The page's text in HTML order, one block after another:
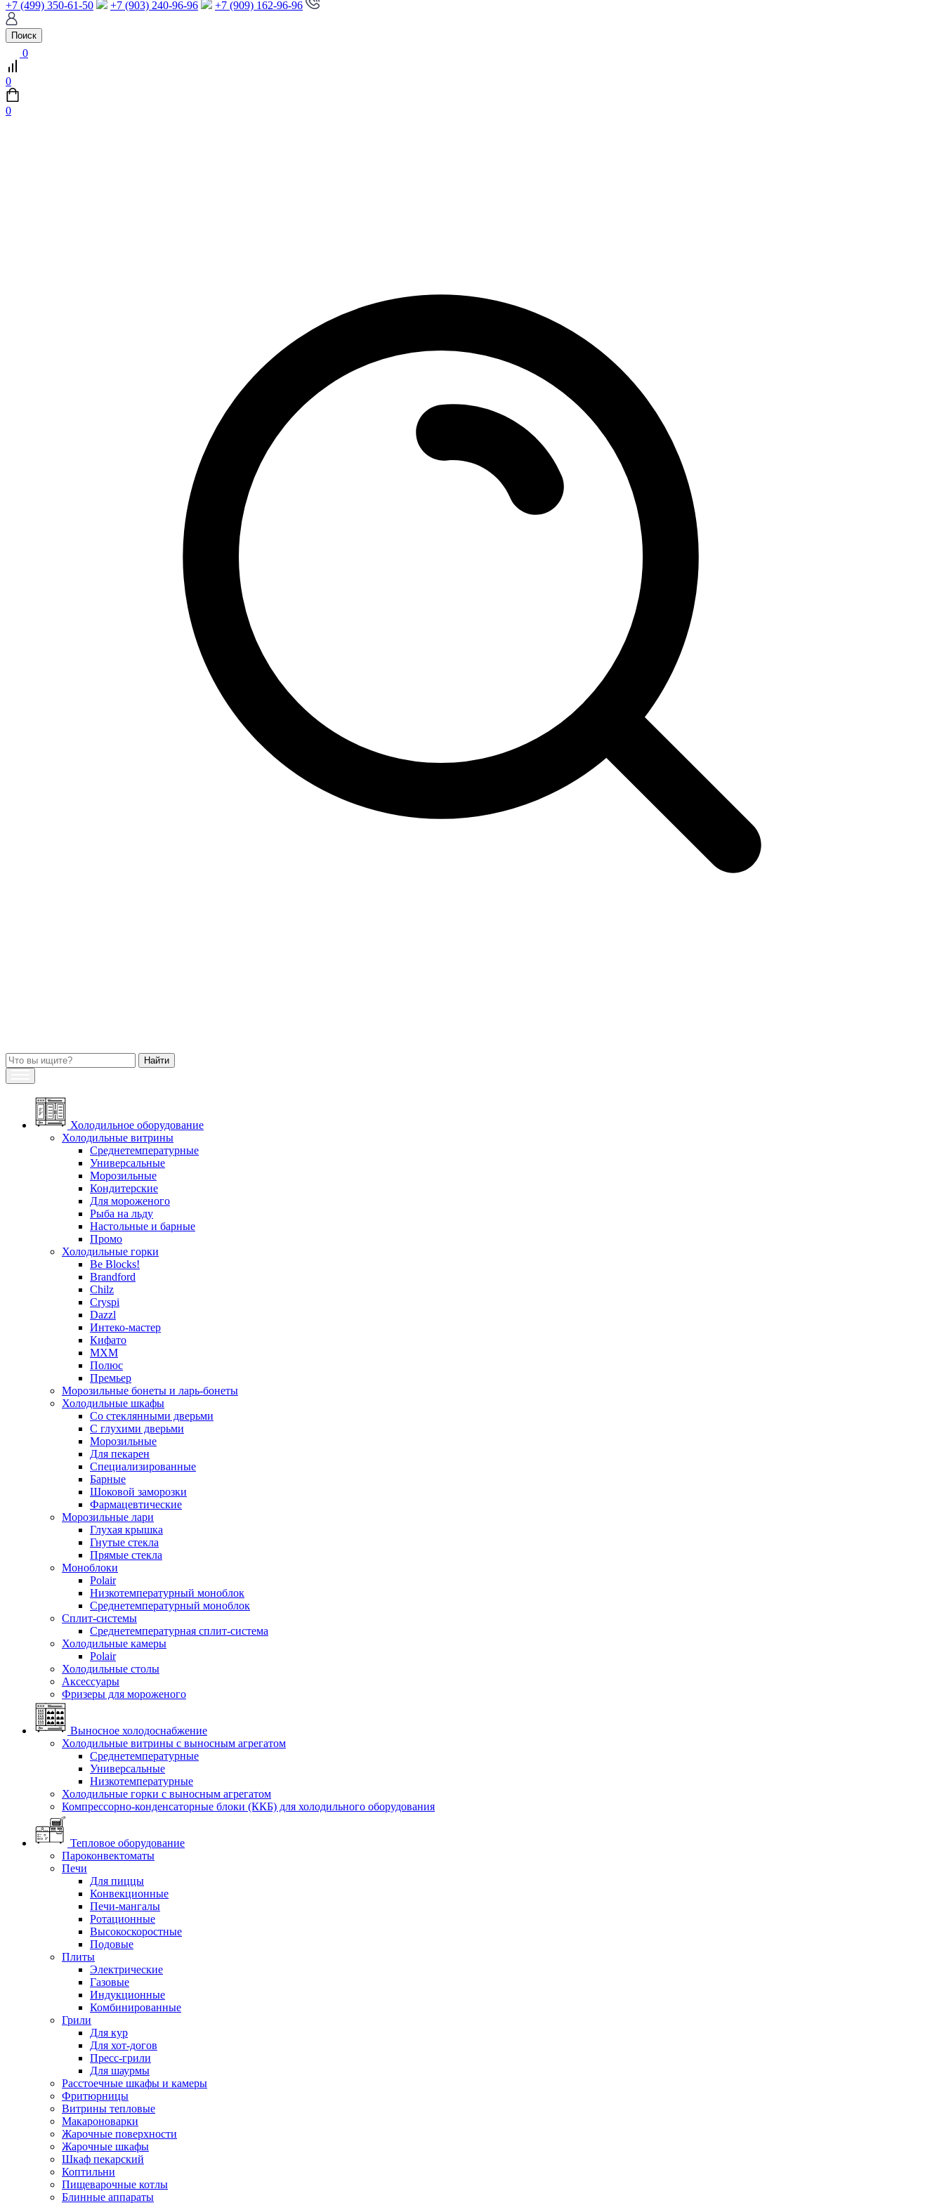
+7 (499) 350-61-50 +7 (903) 240-96-96 +7 (909) 162-96-96
Поиск
0
0
0
Холодильное оборудование
Холодильные витрины
Среднетемпературные
Универсальные
Морозильные
Кондитерские
Для мороженого
Рыба на льду
Настольные и барные
Промо
Холодильные горки
Be Blocks!
Brandford
Chilz
Cryspi
Dazzl
Интеко-мастер
Кифато
МХМ
Полюс
Премьер
Морозильные бонеты и ларь-бонеты
Холодильные шкафы
Со стеклянными дверьми
С глухими дверьми
Морозильные
Для пекарен
Специализированные
Барные
Шоковой заморозки
Фармацевтические
Морозильные лари
Глухая крышка
Гнутые стекла
Прямые стекла
Моноблоки
Polair
Низкотемпературный моноблок
Среднетемпературный моноблок
Сплит-системы
Среднетемпературная сплит-система
Холодильные камеры
Polair
Холодильные столы
Аксессуары
Фризеры для мороженого
Выносное холодоснабжение
Холодильные витрины с выносным агрегатом
Среднетемпературные
Универсальные
Низкотемпературные
Холодильные горки с выносным агрегатом
Компрессорно-конденсаторные блоки (ККБ) для холодильного оборудования
Тепловое оборудование
Пароконвектоматы
Печи
Для пиццы
Конвекционные
Печи-мангалы
Ротационные
Высокоскоростные
Подовые
Плиты
Электрические
Газовые
Индукционные
Комбинированные
Грили
Для кур
Для хот-догов
Пресс-грили
Для шаурмы
Расстоечные шкафы и камеры
Фритюрницы
Витрины тепловые
Макароноварки
Жарочные поверхности
Жарочные шкафы
Шкаф пекарский
Коптильни
Пищеварочные котлы
Блинные аппараты